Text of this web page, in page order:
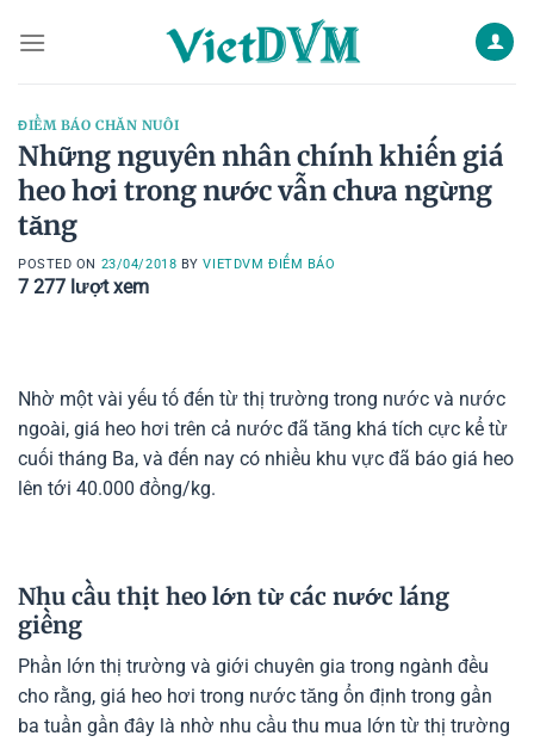
ĐIỂM BÁO CHĂN NUÔI
Những nguyên nhân chính khiến giá
heo hơi trong nước vẫn chưa ngừng
tăng
POSTED ON 23/04/2018 BYVIETDVM ĐIỂM BÁO
7 277 lượt xem
Nhờ một vài yếu tố đến từ thị trường trong nước và nước
ngoài, giá heo hơi trên cả nước đã tăng khá tích cực kể từ
cuối tháng Ba, và đến nay có nhiều khu vực đã báo giá heo
lên tới 40.000 đồng/kg.
Nhu cầu thịt heo lớn từ các nước láng
giềng
Phần lớn thị trường và giới chuyên gia trong ngành đều
cho rằng, giá heo hơi trong nước tăng ổn định trong gần
ba tuần gần đây là nhờ nhu cầu thu mua lớn từ thị trường